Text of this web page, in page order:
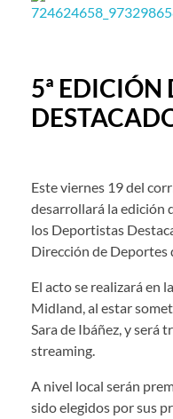
5ª EDICIÓN
Este viernes 19 del
desarrollará la edición
los Deportistas
Dirección de Deportes
El acto se realizará en
Midland, al estar
Sara de Ibáñez, y será
streaming.
A nivel local serán
sido elegidos por sus